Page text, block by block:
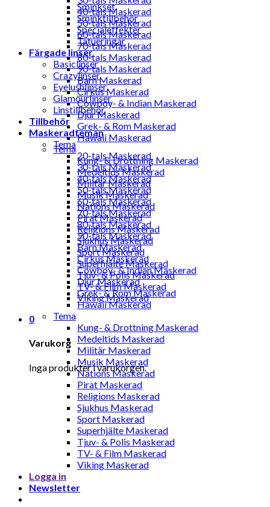
40-tals Maskerad
50-tals Maskerad
60-tals Maskerad
70-tals Maskerad
80-tals Maskerad
90-tals Maskerad
Barn Maskerad
Cirkus Maskerad
Cowboy- & Indian Maskerad
Djur Maskerad
Grek- & Rom Maskerad
Hawaii Maskerad
Tema
Kung- & Drottning Maskerad
Medeltids Maskerad
Militär Maskerad
Musik Maskerad
Nations Maskerad
Pirat Maskerad
Religions Maskerad
Sjukhus Maskerad
Sport Maskerad
Superhjälte Maskerad
Tjuv- & Polis Maskerad
TV- & Film Maskerad
Viking Maskerad
0
Varukorg
Inga produkter i varukorgen.
Sminkset
Sminktillbehör
Specialeffekter
Tatueringar
Färgade linser
Basiclinser
Crazylinser
Eyelushlinser
Glamourlinser
Linstillbehör
Tillbehör
Maskeradteman
Tema
20-tals Maskerad
30-tals Maskerad
40-tals Maskerad
50-tals Maskerad
60-tals Maskerad
70-tals Maskerad
80-tals Maskerad
90-tals Maskerad
Barn Maskerad
Cirkus Maskerad
Cowboy- & Indian Maskerad
Djur Maskerad
Grek- & Rom Maskerad
Hawaii Maskerad
Tema
Kung- & Drottning Maskerad
Medeltids Maskerad
Militär Maskerad
Musik Maskerad
Nations Maskerad
Pirat Maskerad
Religions Maskerad
Sjukhus Maskerad
Sport Maskerad
Superhjälte Maskerad
Tjuv- & Polis Maskerad
TV- & Film Maskerad
Viking Maskerad
Logga in
Newsletter